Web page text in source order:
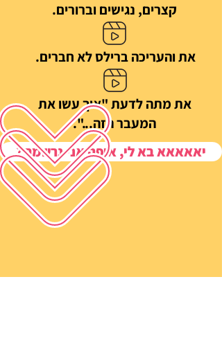
קצרים, נגישים וברורים.
את והעריכה ברילס לא חברים.
את מתה לדעת "איך עשו את
המעבר הזה...".
?יאאאאא בא לי, איפה אני נרשמת